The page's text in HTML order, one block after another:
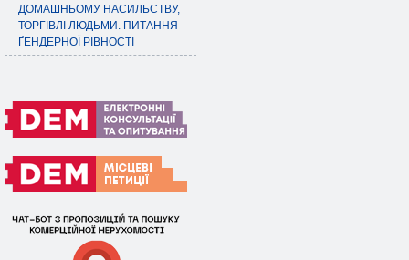
ДОМАШНЬОМУ НАСИЛЬСТВУ,
ТОРГІВЛІ ЛЮДЬМИ. ПИТАННЯ
ҐЕНДЕРНОЇ РІВНОСТІ